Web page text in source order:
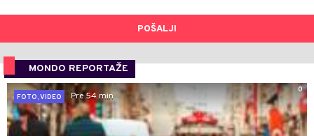
POŠALJI
MONDO REPORTAŽE
0
FOTO, VIDEO
Pre 54 min